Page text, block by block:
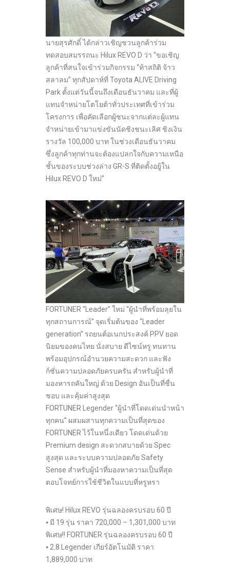
นายสุรศักดิ์ ได้กล่าวเชิญชวนลูกค้าร่วม
ทดสอบสมรรถนะ Hilux REVO D ว่า “ขอเชิญ
ลูกค้าที่สนใจเข้าร่วมกิจกรรม “ท้าสถิติ จ้าว
สลาลม” ทุกสัปดาห์ที่ Toyota ALIVE Driving
Park ตั้งแต่วันนี้จนถึงเดือนธันวาคม และที่ผู้
แทนจำหน่ายโตโยต้าทั่วประเทศที่เข้าร่วม
โครงการ เพื่อคัดเลือกผู้ชนะจากแต่ละผู้แทน
จำหน่ายเข้ามาแข่งขันนัดชิงชนะเลิศ ชิงเงิน
รางวัล 100,000 บาท ในช่วงเดือนธันวาคม
ซึ่งลูกค้าทุกท่านจะต้องแปลกใจกับความเหนือ
ชั้นของระบบช่วงล่าง GR-S ที่ติดตั้งอยู้ใน
Hilux REVO D ใหม่”
FORTUNER “Leader” ใหม่ “ผู้นำที่พร้อมลุยใน
ทุกสถานการณ์” จุดเริ่มต้นของ “Leader
generation” รถยนต์อเนกประสงค์ PPV ยอด
นิยมของคนไทย นั่งสบาย ดีไซน์หรู ทนทาน
พร้อมอุปกรณ์อำนวยความสะดวก และฟัง
ก์ชั่นความปลอดภัยครบครัน สำหรับผู้นำที่
มองหารถคันใหญ่ ด้วย Design อันเป็นที่ชื่น
ชอบ และคุ้มค่าสูงสุด
FORTUNER Legender “ผู้นำที่โดดเด่นนำหน้า
ทุกคน” ผสมผสานทุกความเป็นที่สุดของ
FORTUNER ไว้ในหนึ่งเดียว โดดเด่นด้วย
Premium design สะดวกสบายด้วย Spec
สูงสุด และระบบความปลอดภัย Safety
Sense สำหรับผู้นำที่มองหาความเป็นที่สุด
ตอบโจทย์การใช้ชีวิตในแบบที่หรูหรา
พิเศษ! Hilux REVO รุ่นฉลองครบรอบ 60 ปี
⦁ มี 19 รุ่น ราคา 720,000 – 1,301,000 บาท
พิเศษ!! FORTUNER รุ่นฉลองครบรอบ 60 ปี
⦁ 2.8 Legender เกียร์อัตโนมัติ ราคา
1,889,000 บาท